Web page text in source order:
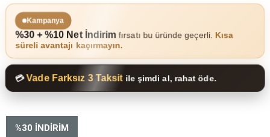
Kampanya
%30 + %10 Net İndirimfırsatı bu üründe geçerli. Kısa
süreli avantajı kaçırmayın.
💳Vade Farksız 3 Taksitile şimdi al, rahat öde.
%30 İNDIRIM